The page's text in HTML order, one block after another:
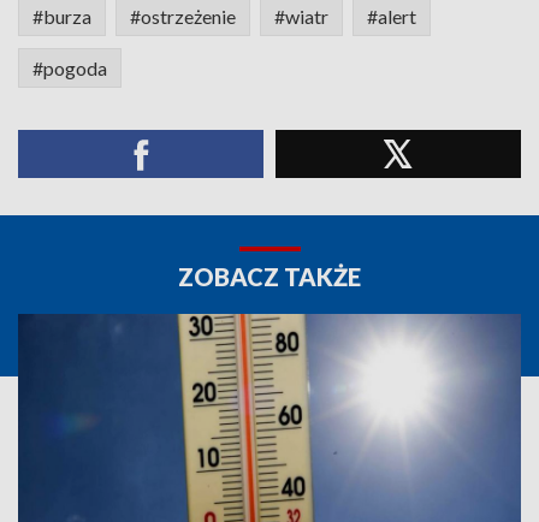
#burza #ostrzeżenie #wiatr #alert
#pogoda
ZOBACZ TAKŻE